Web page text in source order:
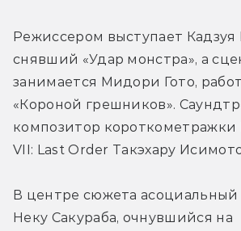
Режиссером выступает Кадзуя
снявший «Удар монстра», а
занимается Мидори Гото,
«Короной грешников».
композитор короткометражки
VII: Last Order Такэхару
В центре сюжета асоциальный
Неку Сакураба, очнувшийся на